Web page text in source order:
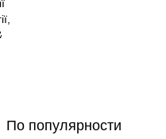
По популярности